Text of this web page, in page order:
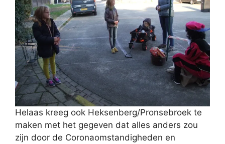
Helaas kreeg ook Heksenberg/Pronsebroek te
maken met het gegeven dat alles anders zou
zijn door de Coronaomstandigheden en